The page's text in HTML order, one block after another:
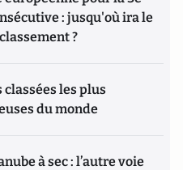
: jusqu'où ira le
?
classées les plus
du monde
à sec : l’autre voie